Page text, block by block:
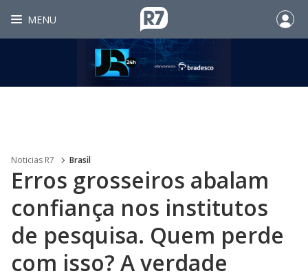
MENU
Noticias R7 Brasil
Erros grosseiros abalam
confiança nos institutos
de pesquisa. Quem perde
com isso? A verdade